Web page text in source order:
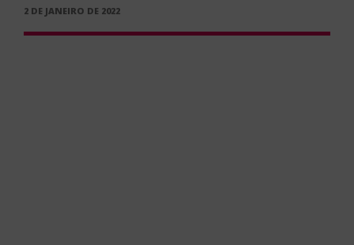
PUBLICADO
2 DE JANEIRO DE 2022